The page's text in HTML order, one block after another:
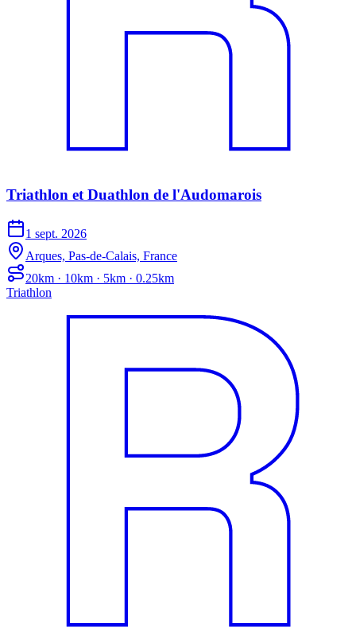
Triathlon et Duathlon de l'Audomarois
1 sept. 2026
Arques, Pas-de-Calais, France
20km · 10km · 5km · 0.25km
Triathlon